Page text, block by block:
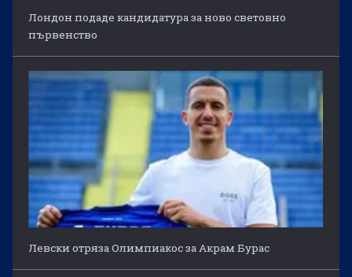
Лондон подаде кандидатура за ново световно
първенство
Левски отряза Олимпиакос за Акрам Бурас